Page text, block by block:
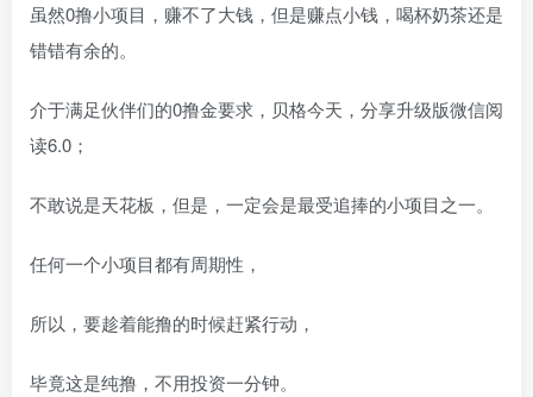
虽然0撸小项目，赚不了大钱，但是赚点小钱，喝杯奶茶还是
错错有余的。
介于满足伙伴们的0撸金要求，贝格今天，分享升级版微信阅
读6.0；
不敢说是天花板，但是，一定会是最受追捧的小项目之一。
任何一个小项目都有周期性，
所以，要趁着能撸的时候赶紧行动，
毕竟这是纯撸，不用投资一分钟。